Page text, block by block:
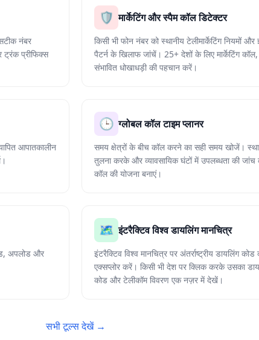
नंबर
प्रीफिक्स
🛡️ मार्केटिंग और स्पैम कॉल डिटेक्टर
किसी भी फोन नंबर को स्थानीय टेलीमार्केटिंग नियमों और
पैटर्न के खिलाफ जांचें। 25+ देशों के लिए मार्केटिंग
संभावित धोखाधड़ी की पहचान करें।
आपातकालीन
🕒 ग्लोबल कॉल टाइम प्लानर
समय क्षेत्रों के बीच कॉल करने का सही समय खोजें।
तुलना करके और व्यावसायिक घंटों में उपलब्धता की जांच
कॉल की योजना बनाएं।
अपलोड और
🗺️ इंटरैक्टिव विश्व डायलिंग मानचित्र
इंटरैक्टिव विश्व मानचित्र पर अंतर्राष्ट्रीय डायलिंग
एक्सप्लोर करें। किसी भी देश पर क्लिक करके उसका
कोड और टेलीकॉम विवरण एक नज़र में देखें।
सभी टूल्स देखें →